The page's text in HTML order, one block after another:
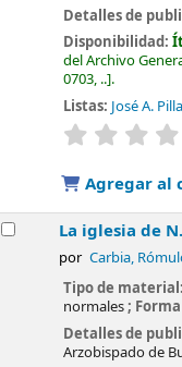
Detalles de
Disponibilidad:
del Archivo
0703, .. .
Listas: José A.
valoración
Agregar al
La iglesia de
por Carbia,
Tipo de material:
normales;
Detalles de
Arzobispado de